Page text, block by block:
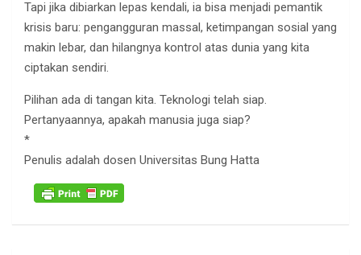
Tapi jika dibiarkan lepas kendali, ia bisa menjadi pemantik
krisis baru: pengangguran massal, ketimpangan sosial yang
makin lebar, dan hilangnya kontrol atas dunia yang kita
ciptakan sendiri.
Pilihan ada di tangan kita. Teknologi telah siap.
Pertanyaannya, apakah manusia juga siap?
*
Penulis adalah dosen Universitas Bung Hatta